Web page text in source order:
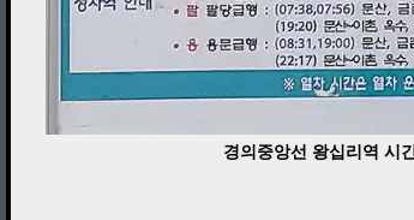
경의중앙선 왕십리역 시